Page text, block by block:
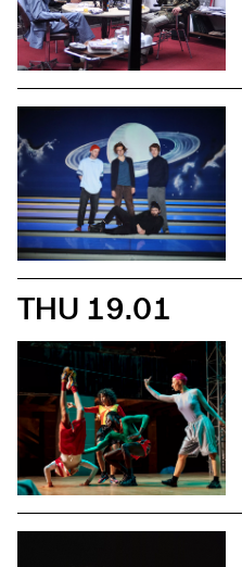
THU 19.01